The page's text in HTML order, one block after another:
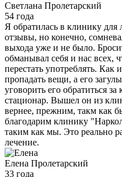
Светлана Пролетарский
54 года
Я обратилась в клинику
отзывы, но конечно,
выхода уже и не было.
обманывал себя и нас всех,
перестать употреблять.
пропадать вещи, а его
уговорить его обратиться
стационар. Вышел он из
вернее, прежним, такм как
благодарим клинику
таким как мы. Это реально
лечение.
Елена Пролетарский
33 года